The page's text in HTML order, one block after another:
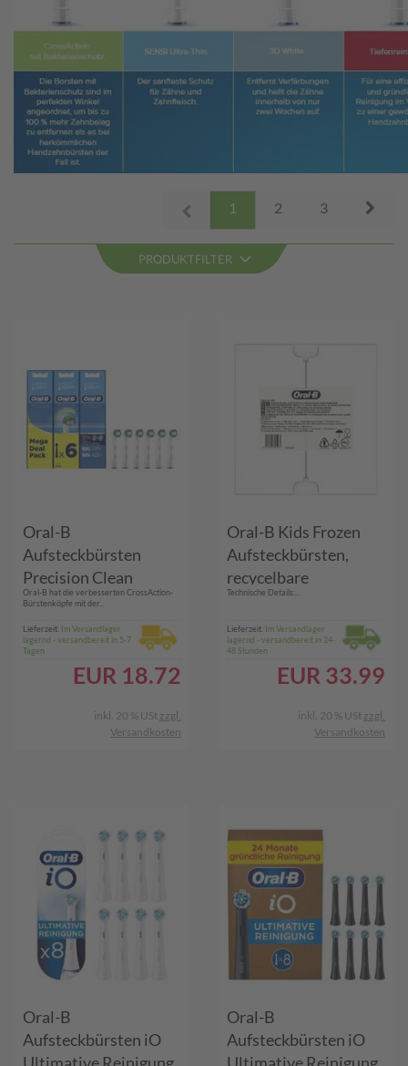
1 2 3
PRODUKTFILTER
Oral-B
Aufsteckbürsten
Precision Clean
ClenaMaximizer
2+2+2 Pack FFS
Oral-B hat die verbesserten CrossAction-
Bürstenköpfe mit der...
Lieferzeit: Im Versandlager
lagernd - versandbereit in 5-7
Tagen
EUR 18.72
inkl. 20 % USt zzgl.
Versandkosten
Oral-B Kids Frozen
Aufsteckbürsten,
recycelbare
Verpackung für den
Briefkasten
(unbedruckt), für
Kinder ab 3 Jahren, 8
Technische Details:...
Lieferzeit: Im Versandlager
lagernd - versandbereit in 24-
48 Stunden
EUR 33.99
inkl. 20 % USt zzgl.
Versandkosten
Oral-B
Aufsteckbürsten iO
Oral-B
Aufsteckbürsten iO